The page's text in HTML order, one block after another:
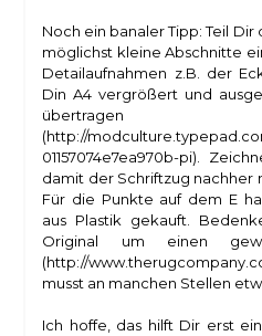
Noch ein banaler Tipp: Teil
möglichst kleine Abschnitte
Detailaufnahmen z.B. der
Din A4 vergrößert und
übertragen
(http://
01157074e7ea970b-pi).
damit der Schriftzug nachher
Für die Punkte auf dem E
aus Plastik gekauft.
Original um einen
(http://
musst an manchen Stellen
Ich hoffe, das hilft Dir erst